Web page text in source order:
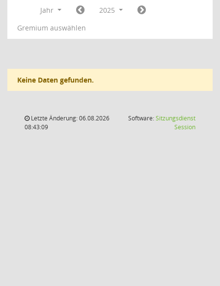
Jahr
2025
Gremium auswählen
Keine Daten gefunden.
Letzte Änderung: 06.08.2026
08:43:09
Software:Sitzungsdienst
Session(Wird in